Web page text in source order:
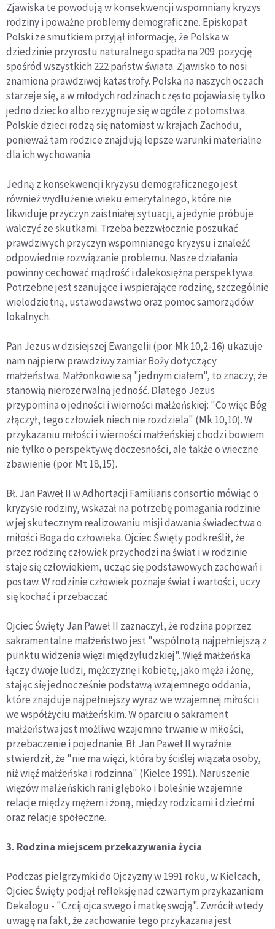
Zjawiska te powodują w konsekwencji wspomniany kryzys
rodziny i poważne problemy demograficzne. Episkopat
Polski ze smutkiem przyjął informację, że Polska w
dziedzinie przyrostu naturalnego spadła na 209. pozycję
spośród wszystkich 222 państw świata. Zjawisko to nosi
znamiona prawdziwej katastrofy. Polska na naszych oczach
starzeje się, a w młodych rodzinach często pojawia się tylko
jedno dziecko albo rezygnuje się w ogóle z potomstwa.
Polskie dzieci rodzą się natomiast w krajach Zachodu,
ponieważ tam rodzice znajdują lepsze warunki materialne
dla ich wychowania.
Jedną z konsekwencji kryzysu demograficznego jest
również wydłużenie wieku emerytalnego, które nie
likwiduje przyczyn zaistniałej sytuacji, a jedynie próbuje
walczyć ze skutkami. Trzeba bezzwłocznie poszukać
prawdziwych przyczyn wspomnianego kryzysu i znaleźć
odpowiednie rozwiązanie problemu. Nasze działania
powinny cechować mądrość i dalekosiężna perspektywa.
Potrzebne jest szanujące i wspierające rodzinę, szczególnie
wielodzietną, ustawodawstwo oraz pomoc samorządów
lokalnych.
Pan Jezus w dzisiejszej Ewangelii (por. Mk 10,2-16) ukazuje
nam najpierw prawdziwy zamiar Boży dotyczący
małżeństwa. Małżonkowie są "jednym ciałem", to znaczy, że
stanowią nierozerwalną jedność. Dlatego Jezus
przypomina o jedności i wierności małżeńskiej: "Co więc Bóg
złączył, tego człowiek niech nie rozdziela" (Mk 10,10). W
przykazaniu miłości i wierności małżeńskiej chodzi bowiem
nie tylko o perspektywę doczesności, ale także o wieczne
zbawienie (por. Mt 18,15).
Bł. Jan Paweł II w Adhortacji Familiaris consortio mówiąc o
kryzysie rodziny, wskazał na potrzebę pomagania rodzinie
w jej skutecznym realizowaniu misji dawania świadectwa o
miłości Boga do człowieka. Ojciec Święty podkreślił, że
przez rodzinę człowiek przychodzi na świat i w rodzinie
staje się człowiekiem, ucząc się podstawowych zachowań i
postaw. W rodzinie człowiek poznaje świat i wartości, uczy
się kochać i przebaczać.
Ojciec Święty Jan Paweł II zaznaczył, że rodzina poprzez
sakramentalne małżeństwo jest "wspólnotą najpełniejszą z
punktu widzenia więzi międzyludzkiej". Więź małżeńska
łączy dwoje ludzi, mężczyznę i kobietę, jako męża i żonę,
stając się jednocześnie podstawą wzajemnego oddania,
które znajduje najpełniejszy wyraz we wzajemnej miłości i
we współżyciu małżeńskim. W oparciu o sakrament
małżeństwa jest możliwe wzajemne trwanie w miłości,
przebaczenie i pojednanie. Bł. Jan Paweł II wyraźnie
stwierdził, że "nie ma więzi, która by ściślej wiązała osoby,
niż więź małżeńska i rodzinna" (Kielce 1991). Naruszenie
więzów małżeńskich rani głęboko i boleśnie wzajemne
relacje między mężem i żoną, między rodzicami i dziećmi
oraz relacje społeczne.
3. Rodzina miejscem przekazywania życia
Podczas pielgrzymki do Ojczyzny w 1991 roku, w Kielcach,
Ojciec Święty podjął refleksję nad czwartym przykazaniem
Dekalogu - "Czcij ojca swego i matkę swoją". Zwrócił wtedy
uwagę na fakt, że zachowanie tego przykazania jest